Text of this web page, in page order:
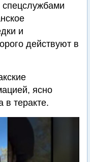
спецслужбами
и
действуют в
ясно
теракте.